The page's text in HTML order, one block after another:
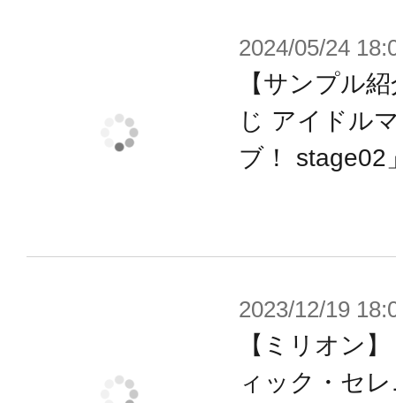
2024/05/24
【サンプル
じ アイドル
ブ！ stage02
2023/12/19
【ミリオン
ィック・セ